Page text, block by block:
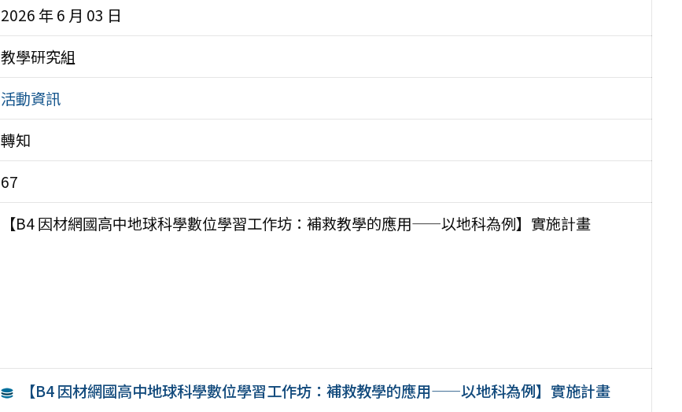
2026 年 6 月 03 日
教學研究組
活動資訊
轉知
67
【B4 因材網國高中地球科學數位學習工作坊：補救教學的應用——以地科為例】實施計畫
【B4 因材網國高中地球科學數位學習工作坊：補救教學的應用——以地科為例】實施計畫